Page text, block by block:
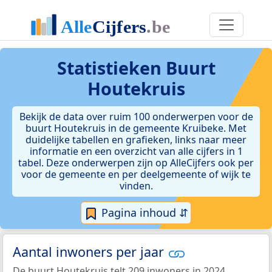
Statistieken Buurt
Houtekruis
Bekijk de data over ruim 100 onderwerpen voor de
buurt Houtekruis in de gemeente Kruibeke. Met
duidelijke tabellen en grafieken, links naar meer
informatie en een overzicht van alle cijfers in 1
tabel. Deze onderwerpen zijn op AlleCijfers ook per
voor de gemeente en per deelgemeente of wijk te
vinden.
Pagina inhoud ⇵
Aantal inwoners per jaar